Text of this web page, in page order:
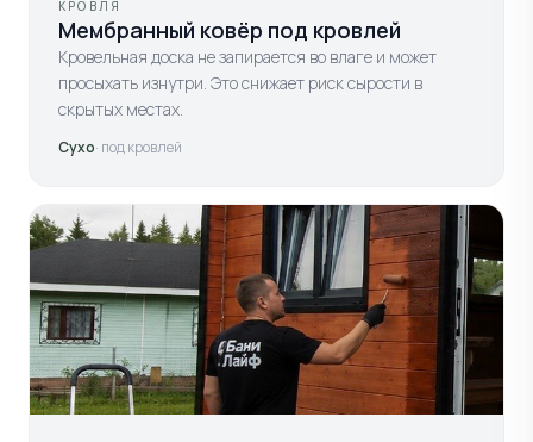
КРОВЛЯ
Мембранный ковёр под кровлей
Кровельная доска не запирается во влаге и может
просыхать изнутри. Это снижает риск сырости в
скрытых местах.
Сухо· под кровлей